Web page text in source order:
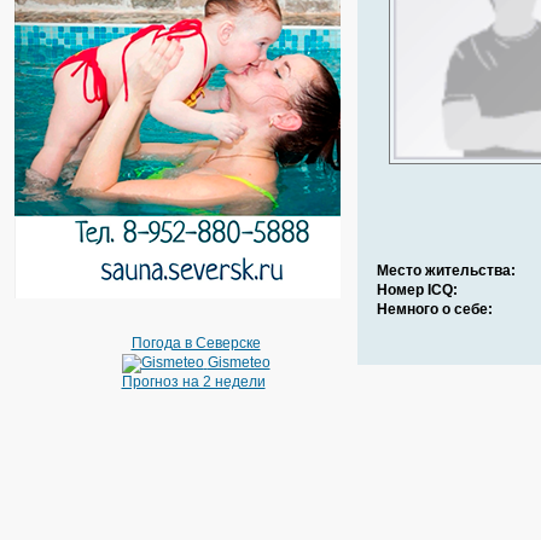
Погода в Северске
Gismeteo
Прогноз на 2 недели
Место жительства:
Номер ICQ:
Немного о себе: